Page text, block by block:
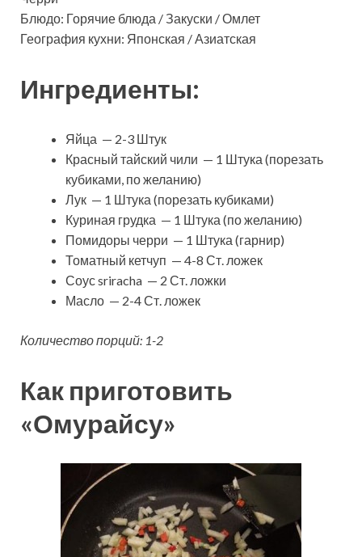
Блюдо: Горячие блюда / Закуски / Омлет
География кухни: Японская / Азиатская
Ингредиенты:
Яйца — 2-3 Штук
Красный тайский чили — 1 Штука (порезать
кубиками, по желанию)
Лук — 1 Штука (порезать кубиками)
Куриная грудка — 1 Штука (по желанию)
Помидоры черри — 1 Штука (гарнир)
Томатный кетчуп — 4-8 Ст. ложек
Соус sriracha — 2 Ст. ложки
Масло — 2-4 Ст. ложек
Количество порций: 1-2
Как приготовить
«Омурайсу»